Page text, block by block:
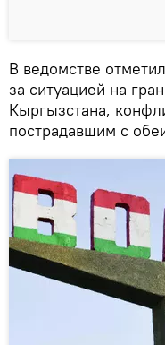
В ведомстве
за ситуацией на
Кыргызстана,
пострадавшим с